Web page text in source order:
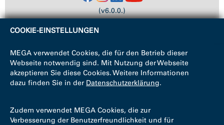
(v6.0.0.)
COOKIE-EINSTELLUNGEN
MEGA verwendet Cookies, die für den Betrieb dieser
Webseite notwendig sind. Mit Nutzung der Webseite
akzeptieren Sie diese Cookies. Weitere Informationen
dazu finden Sie in der Datenschutzerklärung.
Zudem verwendet MEGA Cookies, die zur
Verbesserung der Benutzerfreundlichkeit und für